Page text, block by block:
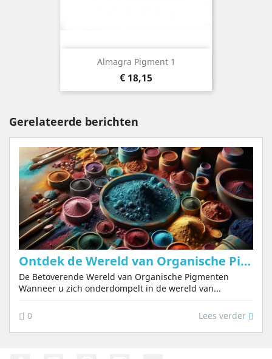
Almagra Pigment 1
Prijs
€ 18,15
Gerelateerde berichten
Ontdek de Wereld van Organische Pigmenten: Natuurlijke Kleuren voor Uw Creatieve Projecten
De Betoverende Wereld van Organische Pigmenten
Wanneer u zich onderdompelt in de wereld van...
0 Lees verder